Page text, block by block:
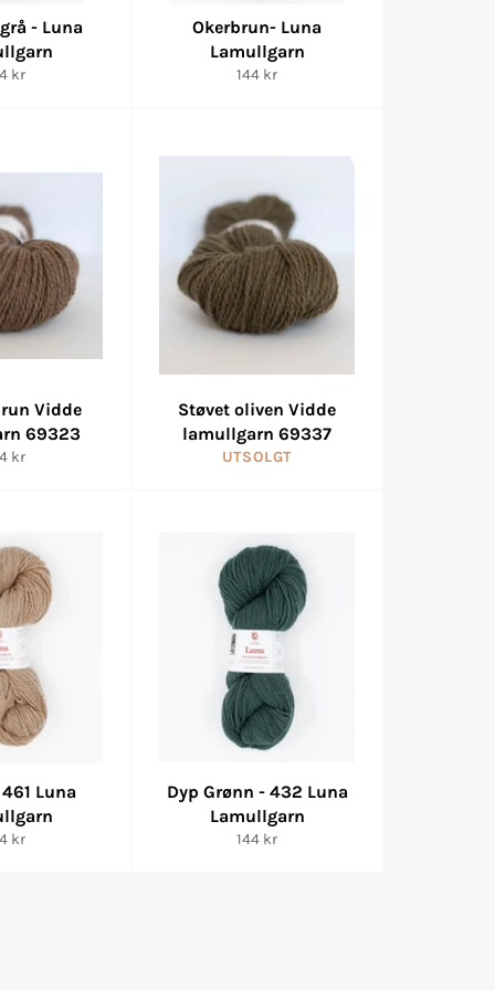
- Luna
kr
Okerbrun- Luna
Lamullgarn
Vanlig
144 kr
Vidde
69323
kr
Støvet oliven Vidde
lamullgarn 69337
UTSOLGT
Luna
kr
Dyp Grønn - 432 Luna
Lamullgarn
Vanlig
144 kr